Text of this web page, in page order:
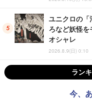
ユニクロの「
ろなど妖怪
オシャレ
2026.8.9(日) 0:10
ラン
今、